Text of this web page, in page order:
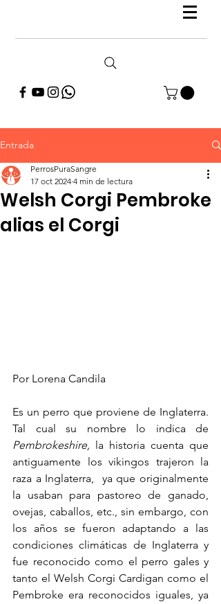
Entrada
Welsh Corgi Pembroke
alias el Corgi
PerrosPuraSangre
17 oct 2024 4 min de lectura
Por Lorena Candila
Es un perro que proviene de Inglaterra.
Pembrokeshire, la historia cuenta que
antiguamente los vikingos trajeron la
raza a Inglaterra,  ya que originalmente
la usaban para pastoreo de ganado,
ovejas, caballos, etc., sin embargo, con
los años se fueron adaptando a las
condiciones climáticas de Inglaterra y
fue reconocido como el perro gales y
tanto el Welsh Corgi Cardigan como el
Pembroke era reconocidos iguales, ya